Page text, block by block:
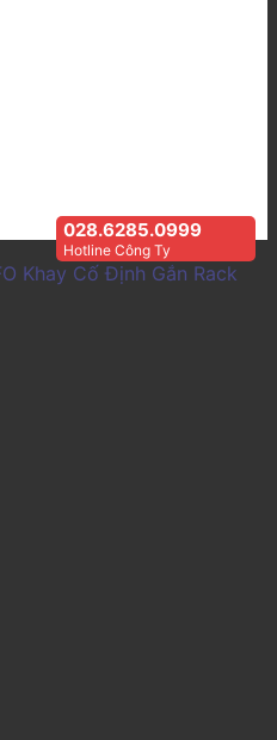
028.6285.0999
Hotline Công Ty